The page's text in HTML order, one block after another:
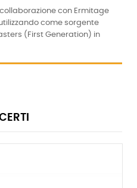
con Ermitage
come sorgente
(First Generation) in